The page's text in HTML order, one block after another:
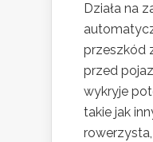
Działa na
przeszkód
przed
wykryje
takie jak